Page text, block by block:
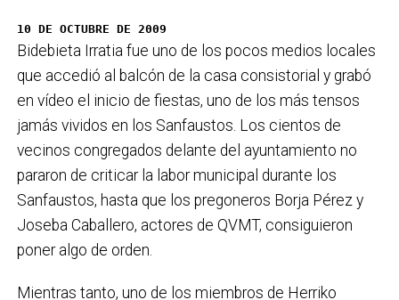
10 DE OCTUBRE DE 2009
Bidebieta Irratia fue uno de los pocos medios locales
que accedió al balcón de la casa consistorial y grabó
en vídeo el inicio de fiestas, uno de los más tensos
jamás vividos en los Sanfaustos. Los cientos de
vecinos congregados delante del ayuntamiento no
pararon de criticar la labor municipal durante los
Sanfaustos, hasta que los pregoneros Borja Pérez y
Joseba Caballero, actores de QVMT, consiguieron
poner algo de orden.
Mientras tanto, uno de los miembros de Herriko